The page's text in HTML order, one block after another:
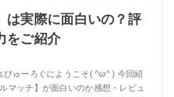
は実際に面白いの？評
をご紹介
びゅーろぐにようこそ( ^ω^ ) 今回紹
マッチ】が面白いのか感想・レビュ